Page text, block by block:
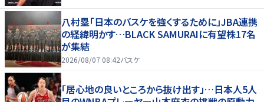
八村塁「日本のバスケを強くするために」JBA連携
の経緯明かす…BLACK SAMURAIに有望株17名
が集結
2026/08/07 08:42バスケ
「居心地の良いところから抜け出す」…日本人5人